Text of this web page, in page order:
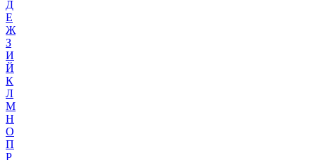
Д
Е
Ж
З
И
Й
К
Л
М
Н
О
П
Р